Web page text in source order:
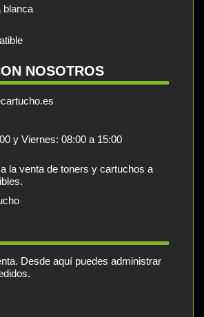
blanca
NOSOTROS
y Viernes: 08:00 a 15:00
la venta de toners y cartuchos a
Desde aquí puedes administrar